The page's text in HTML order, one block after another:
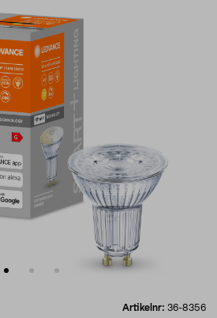
Artikelnr: 36-8356